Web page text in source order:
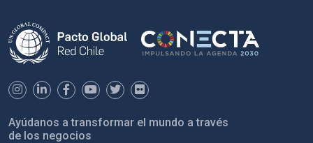
Ayúdanos a transformar el mundo a través
de los negocios